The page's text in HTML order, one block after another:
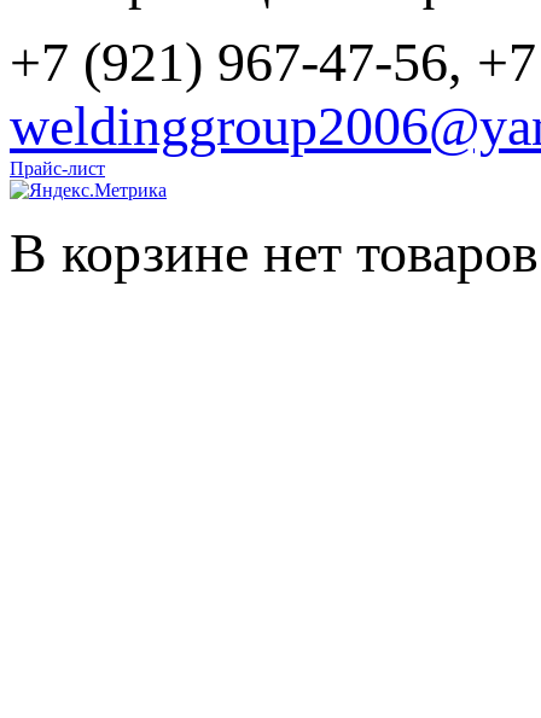
+7 (921) 967-47-56,
Прайс-лист
В корзине нет товаров